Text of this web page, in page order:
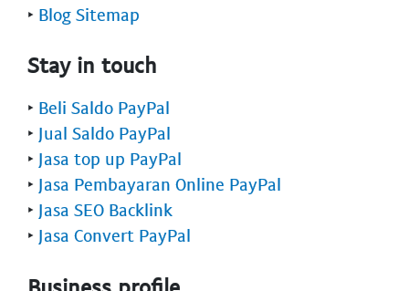
‣ Blog Sitemap
Stay in touch
‣ Beli Saldo PayPal
‣ Jual Saldo PayPal
‣ Jasa top up PayPal
‣ Jasa Pembayaran Online PayPal
‣ Jasa SEO Backlink
‣ Jasa Convert PayPal